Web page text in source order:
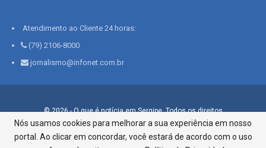
Atendimento ao Cliente 24 horas:
(79) 2106-8000
jornalismo@infonet.com.br
© 2026 - O que é notícia em Sergipe. Todos os direitos
reservados.
Infonet - Rua Monsenhor Silveira 276, Bairro São José |
Nós usamos cookies para melhorar a sua experiência em nosso
portal. Ao clicar em concordar, você estará de acordo com o uso